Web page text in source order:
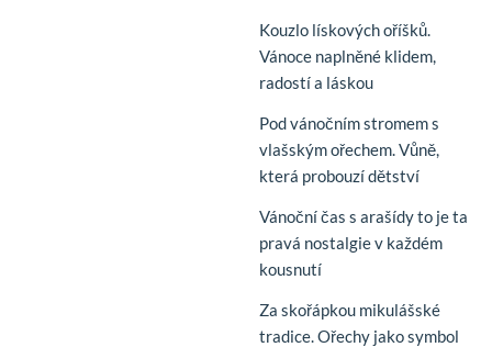
Kouzlo lískových oříšků.
Vánoce naplněné klidem,
radostí a láskou
Pod vánočním stromem s
vlašským ořechem. Vůně,
která probouzí dětství
Vánoční čas s arašídy to je ta
pravá nostalgie v každém
kousnutí
Za skořápkou mikulášské
tradice. Ořechy jako symbol